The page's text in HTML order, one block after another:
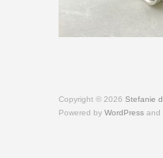
Copyright © 2026 Stefanie
Powered by WordPress and